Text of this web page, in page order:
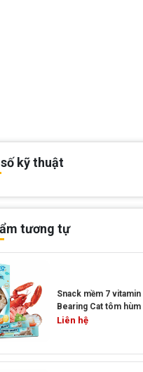
kỹ thuật
tương tự
Snack mềm 7
Bearing Cat tôm hùm
Liên hệ